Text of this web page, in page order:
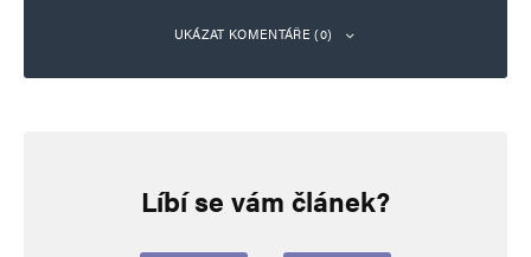
UKÁZAT KOMENTÁŘE (0)
Vaše e-mailová adresa nebude zveřejněna. Vyžadované informace jsou
Líbí se vám článek?